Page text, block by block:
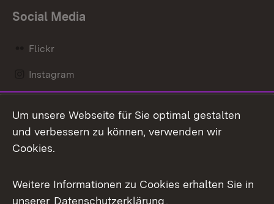
Social Media
Flickr
Instagram
Mastodon
Messenger
Social Wall
Um unsere Webseite für Sie optimal gestalten
und verbessern zu können, verwenden wir
Cookies.
Weitere Informationen zu Cookies erhalten Sie in
unserer Datenschutzerklärung.